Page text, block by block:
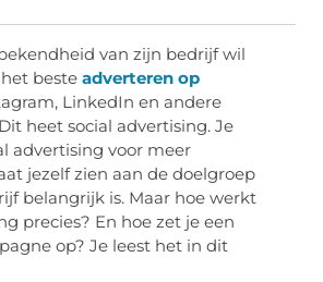
van zijn bedrijf wil
beste adverteren op
LinkedIn en andere
heet social advertising. Je
advertising voor meer
jezelf zien aan de doelgroep
belangrijk is. Maar hoe werkt
precies? En hoe zet je een
op? Je leest het in dit